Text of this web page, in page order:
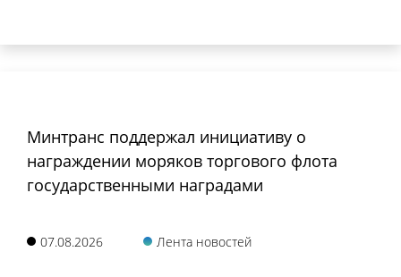
Минтранс поддержал инициативу о
награждении моряков торгового флота
государственными наградами
07.08.2026 Лента новостей